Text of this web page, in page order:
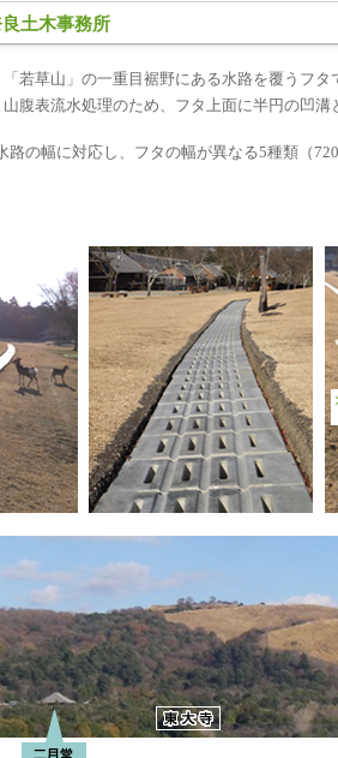
土木事務所
若草山」の一重目裾野にある水路を覆うフタ
腹表流水処理のため、フタ上面に半円の凹溝
路の幅に対応し、フタの幅が異なる5種類（